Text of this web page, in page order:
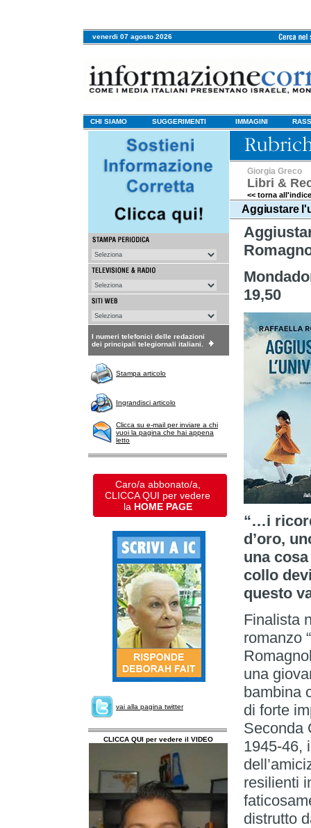
venerdi 07 agosto 2026
CHI SIAMO SUGGERIMENTI IMMAGINI
I numeri telefonici delle redazioni
dei principali telegiornali italiani.
Stampa articolo
Ingrandisci articolo
Clicca su e-mail per inviare a chi
vuoi la pagina che hai appena
letto
Caro/a abbonato/a,
CLICCA QUI per vedere
la HOME PAGE
vai alla pagina twitter
CLICCA QUI per vedere il VIDEO
Giorgia Greco
Libri &
<< torna
Aggiustare
19,50
“…i
d’oro,
una
collo
questo
Finalista
romanzo
una
bambina
di forte
Seconda
1945-46,
resilienti
distrutto